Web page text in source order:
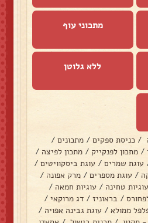
מתכוני עוף
ללא גלוטן
/ כניסת ספקים / מתכונים /
/ מתכון לפנקייק / מתכון לפיצה /
עוגת שמרים / עוגת ביסקוויטים /
/ עוגת מספרים / מרק אפונה /
עוגיות טחינה / עוגיות חמאה /
/ בראוניז / דג מרוקאי /
ממולא / עוגת גבינה אפויה /